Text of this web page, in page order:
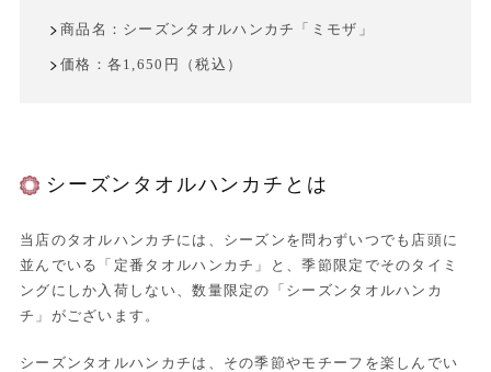
商品名：シーズンタオルハンカチ「ミモザ」
価格：各1,650円（税込）
シーズンタオルハンカチとは
当店のタオルハンカチには、シーズンを問わずいつでも店頭に
並んでいる「定番タオルハンカチ」と、季節限定でそのタイミ
ングにしか入荷しない、数量限定の「シーズンタオルハンカ
チ」がございます。
シーズンタオルハンカチは、その季節やモチーフを楽しんでい